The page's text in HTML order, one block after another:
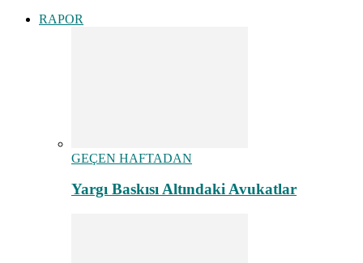
RAPOR
GEÇEN HAFTADAN
Yargı Baskısı Altındaki Avukatlar